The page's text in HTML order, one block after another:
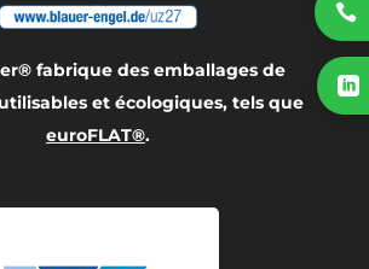
fabrique des emballages de
et écologiques, tels que
euroFLAT®.

